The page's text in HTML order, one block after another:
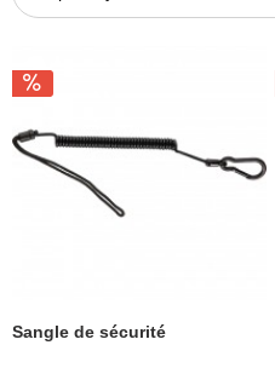
Sangle de sécurité